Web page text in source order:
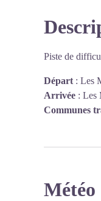
Piste de
Départ : Les
Arrivée : Les
Communes
Météo